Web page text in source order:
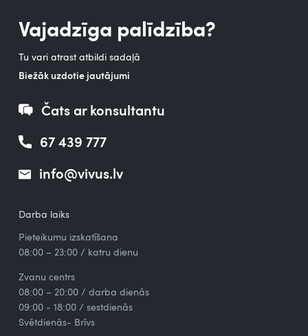
Vajadzīga palīdzība?
Tu vari atrast atbildi sadaļā
Biežāk uzdotie jautājumi
Čats ar konsultantu
67 439 777
info@vivus.lv
Darba laiks
Pieteikumu izskatīšana
08:00 – 23:00 / katru dienu
Zvanu centrs
08:00 – 20:00 / darba dienās
09:00 - 18:00 / sestdienās
Svētdienās- Brīvs